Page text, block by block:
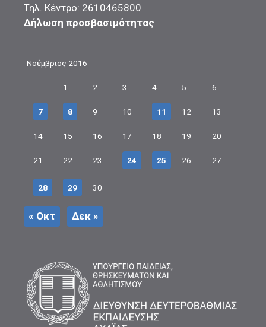
Τηλ. Κέντρο: 2610465800
Δήλωση προσβασιμότητας
Νοέμβριος 2016
1 2 3 4 5 6
7 8 9 10 11 12 13
14 15 16 17 18 19 20
21 22 23 24 25 26 27
28 29 30
« Οκτ Δεκ »